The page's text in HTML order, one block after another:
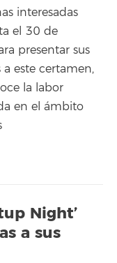
interesadas
el 30 de
presentar sus
a este certamen,
la labor
en el ámbito
Night’
a sus